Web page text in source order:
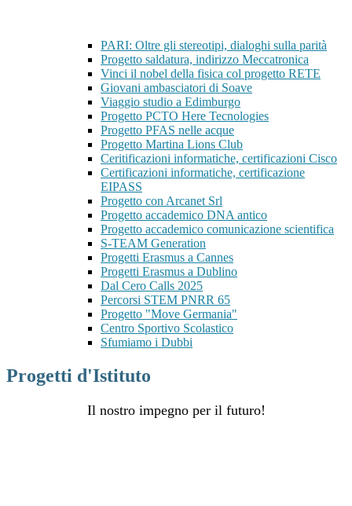
PARI: Oltre gli stereotipi, dialoghi sulla parità
Progetto saldatura, indirizzo Meccatronica
Vinci il nobel della fisica col progetto RETE
Giovani ambasciatori di Soave
Viaggio studio a Edimburgo
Progetto PCTO Here Tecnologies
Progetto PFAS nelle acque
Progetto Martina Lions Club
Ceritificazioni informatiche, certificazioni Cisco
Certificazioni informatiche, certificazione
EIPASS
Progetto con Arcanet Srl
Progetto accademico DNA antico
Progetto accademico comunicazione scientifica
S-TEAM Generation
Progetti Erasmus a Cannes
Progetti Erasmus a Dublino
Dal Cero Calls 2025
Percorsi STEM PNRR 65
Progetto "Move Germania"
Centro Sportivo Scolastico
Sfumiamo i Dubbi
Progetti d'Istituto
Il nostro impegno per il futuro!